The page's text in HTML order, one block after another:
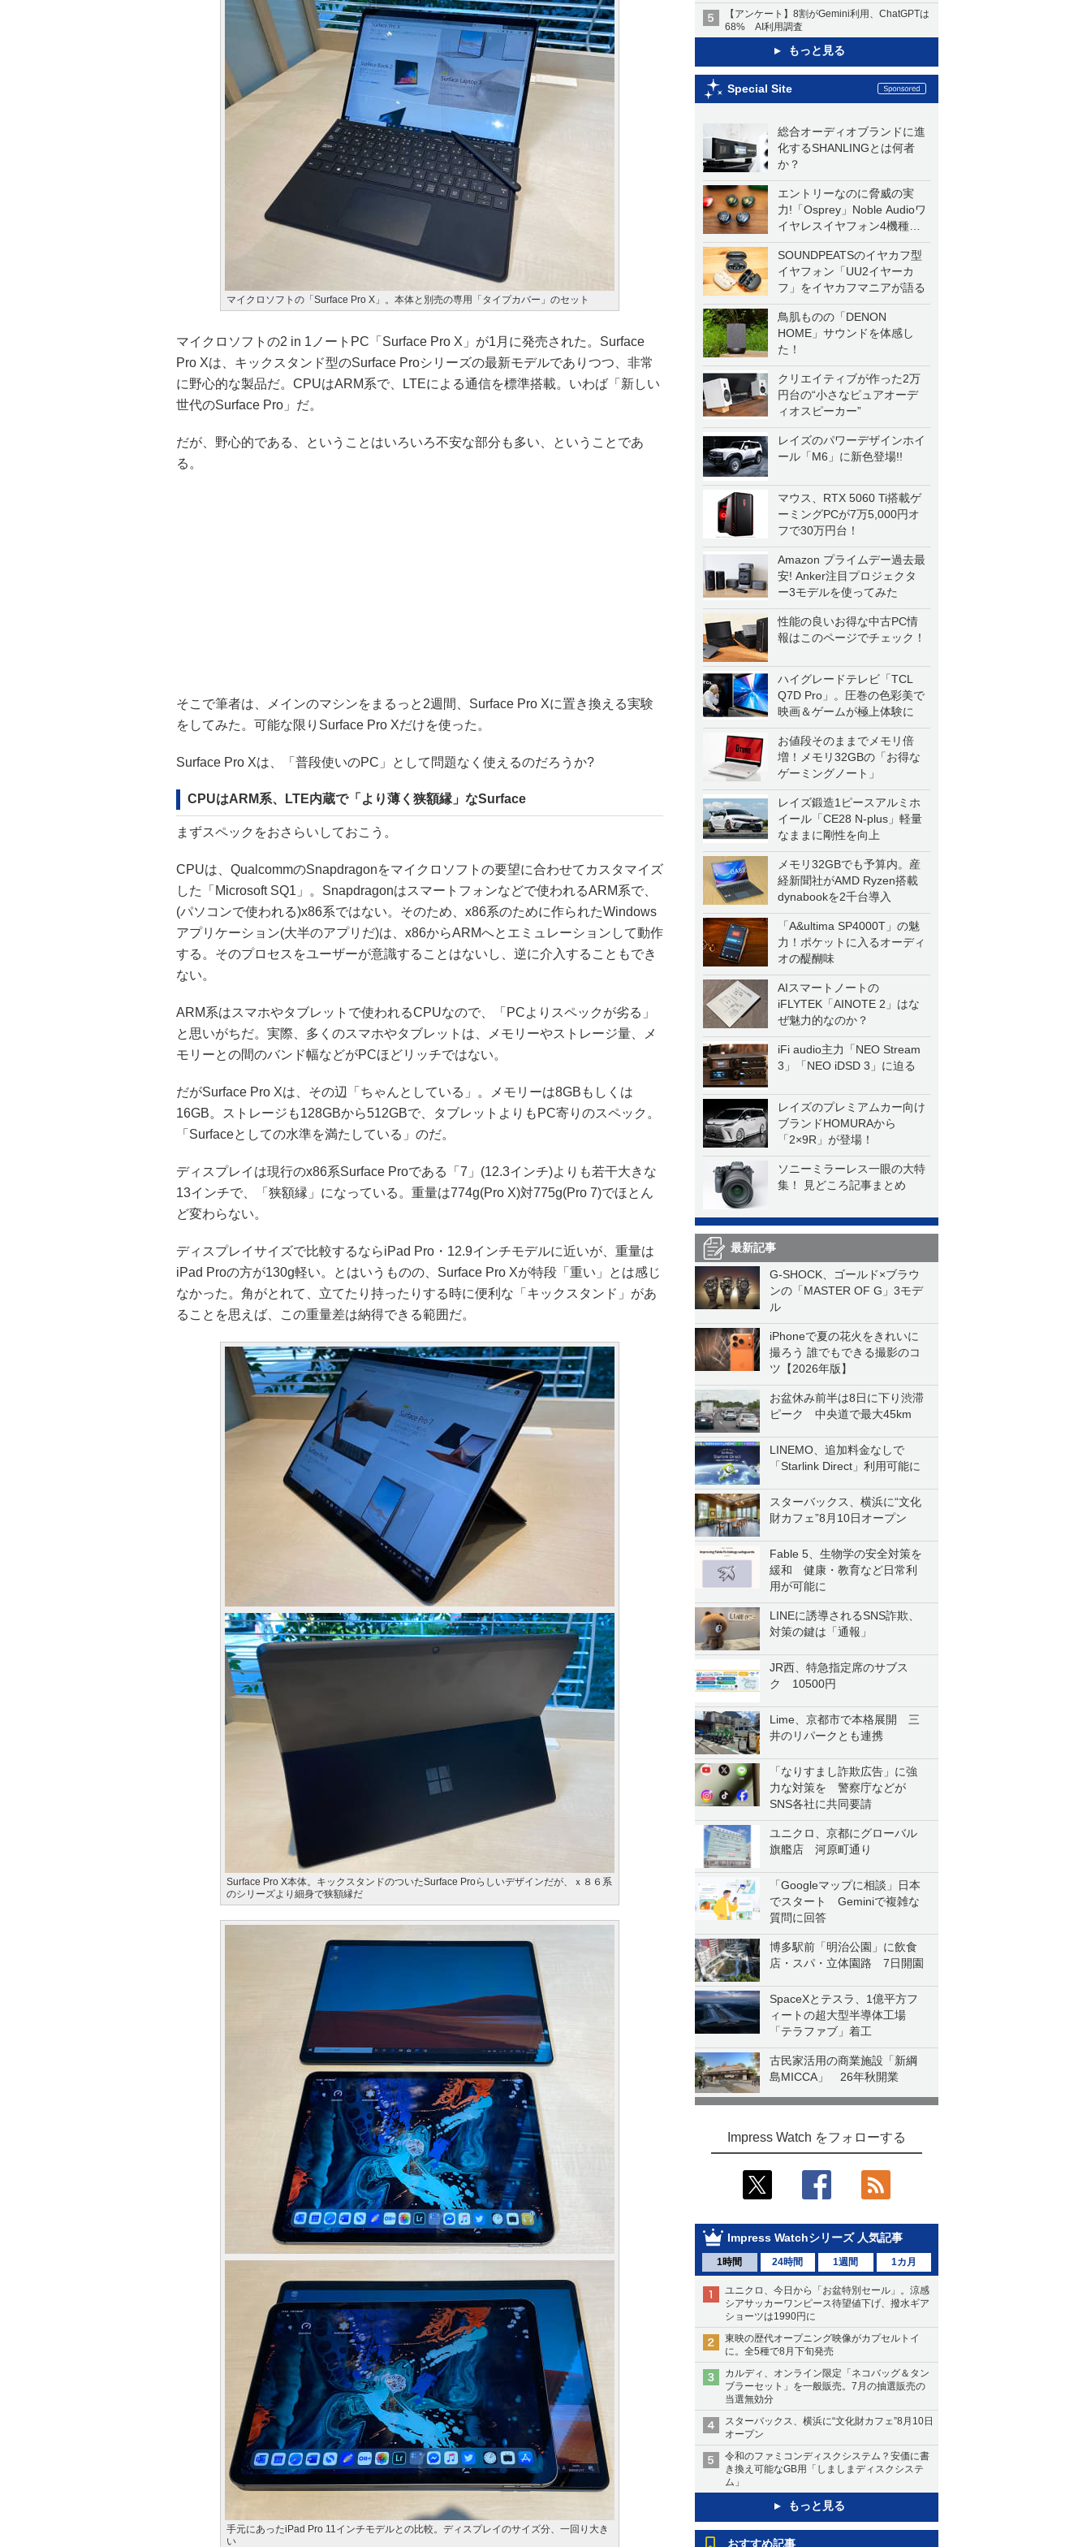
【アンケート】8割がGemini利用、ChatGPTは
68% AI利用調査
もっと見る
Special Site
総合オーディオブランドに進
化するSHANLINGとは何者
か？
エントリーなのに脅威の実
力!「Osprey」Noble Audioワ
イヤレスイヤフォン4機種を
一気に聴く
SOUNDPEATSのイヤカフ型
イヤフォン「UU2イヤーカ
フ」をイヤカフマニアが語る
鳥肌ものの「DENON
HOME」サウンドを体感し
た！
クリエイティブが作った2万
円台の“小さなピュアオーデ
ィオスピーカー”
レイズのパワーデザインホイ
ール「M6」に新色登場!!
マウス、RTX 5060 Ti搭載ゲ
ーミングPCが7万5,000円オ
フで30万円台！
Amazon プライムデー過去最
安! Anker注目プロジェクタ
ー3モデルを使ってみた
性能の良いお得な中古PC情
報はこのページでチェック！
ハイグレードテレビ「TCL
Q7D Pro」。圧巻の色彩美で
映画＆ゲームが極上体験に
お値段そのままでメモリ倍
増！メモリ32GBの「お得な
ゲーミングノート」
レイズ鍛造1ピースアルミホ
イール「CE28 N-plus」軽量
なままに剛性を向上
メモリ32GBでも予算内。産
経新聞社がAMD Ryzen搭載
dynabookを2千台導入
「A&ultima SP4000T」の魅
力！ポケットに入るオーディ
オの醍醐味
AIスマートノートの
iFLYTEK「AINOTE 2」はな
ぜ魅力的なのか？
iFi audio主力「NEO Stream
3」「NEO iDSD 3」に迫る
レイズのプレミアムカー向け
ブランドHOMURAから
「2×9R」が登場！
ソニーミラーレス一眼の大特
集！ 見どころ記事まとめ
最新記事
G-SHOCK、ゴールド×ブラウ
ンの「MASTER OF G」3モデ
ル
iPhoneで夏の花火をきれいに
撮ろう 誰でもできる撮影のコ
ツ【2026年版】
お盆休み前半は8日に下り渋滞
ピーク 中央道で最大45km
LINEMO、追加料金なしで
「Starlink Direct」利用可能に
スターバックス、横浜に“文化
財カフェ”8月10日オープン
Fable 5、生物学の安全対策を
緩和 健康・教育など日常利
用が可能に
LINEに誘導されるSNS詐欺、
対策の鍵は「通報」
JR西、特急指定席のサブス
ク 10500円
Lime、京都市で本格展開 三
井のリパークとも連携
「なりすまし詐欺広告」に強
力な対策を 警察庁などが
SNS各社に共同要請
ユニクロ、京都にグローバル
旗艦店 河原町通り
「Googleマップに相談」日本
でスタート Geminiで複雑な
質問に回答
博多駅前「明治公園」に飲食
店・スパ・立体園路 7日開園
SpaceXとテスラ、1億平方フ
ィートの超大型半導体工場
「テラファブ」着工
古民家活用の商業施設「新綱
島MICCA」 26年秋開業
Impress Watch をフォローする
Impress Watchシリーズ 人気記事
1時間 24時間 1週間 1カ月
ユニクロ、今日から「お盆特別セール」。涼感
シアサッカーワンピース待望値下げ、撥水ギア
ショーツは1990円に
東映の歴代オープニング映像がカプセルトイ
に。全5種で8月下旬発売
カルディ、オンライン限定「ネコバッグ＆タン
ブラーセット」を一般販売。7月の抽選販売の
当選無効分
スターバックス、横浜に“文化財カフェ”8月10日
オープン
令和のファミコンディスクシステム？安価に書
き換え可能なGB用「しましまディスクシステ
ム」
もっと見る
おすすめ記事
マイクロソフトの「Surface Pro X」。本体と別売の専用「タイプカバー」のセット
マイクロソフトの2 in 1ノートPC「Surface Pro X」が1月に発売された。Surface
Pro Xは、キックスタンド型のSurface Proシリーズの最新モデルでありつつ、非常
に野心的な製品だ。CPUはARM系で、LTEによる通信を標準搭載。いわば「新しい
世代のSurface Pro」だ。
だが、野心的である、ということはいろいろ不安な部分も多い、ということであ
る。
そこで筆者は、メインのマシンをまるっと2週間、Surface Pro Xに置き換える実験
をしてみた。可能な限りSurface Pro Xだけを使った。
Surface Pro Xは、「普段使いのPC」として問題なく使えるのだろうか?
CPUはARM系、LTE内蔵で「より薄く狭額縁」なSurface
まずスペックをおさらいしておこう。
CPUは、QualcommのSnapdragonをマイクロソフトの要望に合わせてカスタマイズ
した「Microsoft SQ1」。Snapdragonはスマートフォンなどで使われるARM系で、
(パソコンで使われる)x86系ではない。そのため、x86系のために作られたWindows
アプリケーション(大半のアプリだ)は、x86からARMへとエミュレーションして動作
する。そのプロセスをユーザーが意識することはないし、逆に介入することもでき
ない。
ARM系はスマホやタブレットで使われるCPUなので、「PCよりスペックが劣る」
と思いがちだ。実際、多くのスマホやタブレットは、メモリーやストレージ量、メ
モリーとの間のバンド幅などがPCほどリッチではない。
だがSurface Pro Xは、その辺「ちゃんとしている」。メモリーは8GBもしくは
16GB。ストレージも128GBから512GBで、タブレットよりもPC寄りのスペック。
「Surfaceとしての水準を満たしている」のだ。
ディスプレイは現行のx86系Surface Proである「7」(12.3インチ)よりも若干大きな
13インチで、「狭額縁」になっている。重量は774g(Pro X)対775g(Pro 7)でほとん
ど変わらない。
ディスプレイサイズで比較するならiPad Pro・12.9インチモデルに近いが、重量は
iPad Proの方が130g軽い。とはいうものの、Surface Pro Xが特段「重い」とは感じ
なかった。角がとれて、立てたり持ったりする時に便利な「キックスタンド」があ
ることを思えば、この重量差は納得できる範囲だ。
Surface Pro X本体。キックスタンドのついたSurface Proらしいデザインだが、ｘ８６系
のシリーズより細身で狭額縁だ
手元にあったiPad Pro 11インチモデルとの比較。ディスプレイのサイズ分、一回り大き
い